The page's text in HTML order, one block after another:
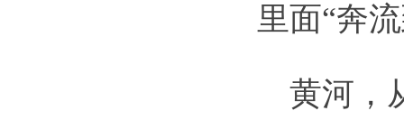
里面“奔
黄河，